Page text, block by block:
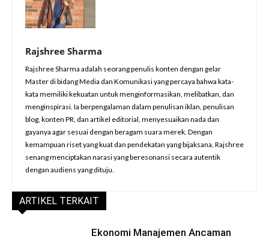
Rajshree Sharma
Rajshree Sharma adalah seorang penulis konten dengan gelar
Master di bidang Media dan Komunikasi yang percaya bahwa kata-
kata memiliki kekuatan untuk menginformasikan, melibatkan, dan
menginspirasi. Ia berpengalaman dalam penulisan iklan, penulisan
blog, konten PR, dan artikel editorial, menyesuaikan nada dan
gayanya agar sesuai dengan beragam suara merek. Dengan
kemampuan riset yang kuat dan pendekatan yang bijaksana, Rajshree
senang menciptakan narasi yang beresonansi secara autentik
dengan audiens yang dituju.
ARTIKEL TERKAIT
Ekonomi Manajemen Ancaman